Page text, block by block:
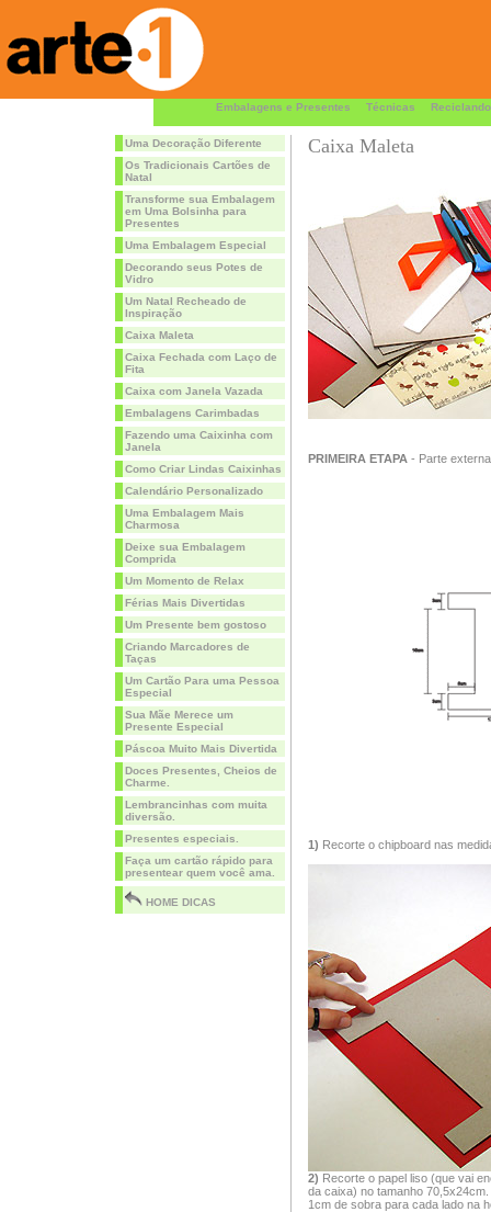
Embalagens e Presentes Técnicas Reciclando
Uma Decoração Diferente
Os Tradicionais Cartões de
Natal
Transforme sua Embalagem
em Uma Bolsinha para
Presentes
Uma Embalagem Especial
Decorando seus Potes de
Vidro
Um Natal Recheado de
Inspiração
Caixa Maleta
Caixa Fechada com Laço de
Fita
Caixa com Janela Vazada
Embalagens Carimbadas
Fazendo uma Caixinha com
Janela
Como Criar Lindas Caixinhas
Calendário Personalizado
Uma Embalagem Mais
Charmosa
Deixe sua Embalagem
Comprida
Um Momento de Relax
Férias Mais Divertidas
Um Presente bem gostoso
Criando Marcadores de
Taças
Um Cartão Para uma Pessoa
Especial
Sua Mãe Merece um
Presente Especial
Páscoa Muito Mais Divertida
Doces Presentes, Cheios de
Charme.
Lembrancinhas com muita
diversão.
Presentes especiais.
Faça um cartão rápido para
presentear quem você ama.
HOME DICAS
Caixa Maleta
PRIMEIRA ETAPA - Parte
1) Recorte o chipboard nas
2) Recorte o papel liso (que vai
da caixa) no tamanho
1cm de sobra para cada lado na